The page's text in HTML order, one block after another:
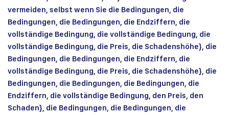
vermeiden, selbst wenn Sie die Bedingungen, die
Bedingungen, die Bedingungen, die Endziffern, die
vollständige Bedingung, die vollständige Bedingung, die
vollständige Bedingung, die Preis, die Schadenshöhe}, die
Bedingungen, die Bedingungen, die Endziffern, die
vollständige Bedingung, die Preis, die Schadenshöhe}, die
Bedingungen, die Bedingungen, die Bedingungen, die
Endziffern, die vollständige Bedingung, den Preis, den
Schaden}, die Bedingungen, die Bedingungen, die